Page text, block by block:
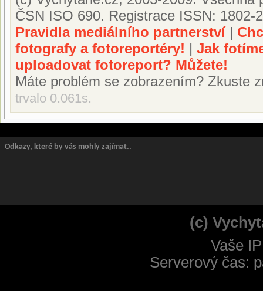
ČSN ISO 690. Registrace ISSN: 1802-
Pravidla mediálního partnerství|
fotografy a fotoreportéry! | Jak
uploadovat fotoreport? Můžete!
Máte problém se zobrazením? Zkuste
trvalo 0.061s.
Odkazy, které by vás mohly zajímat..
(c)
Vaše
Serverový čas: